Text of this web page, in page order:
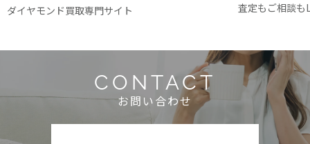
ダイヤモンド買取専門サイト 査定もご相談も
CONTACT
お問い合わせ